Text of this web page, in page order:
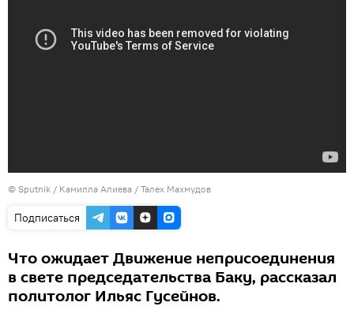
© Sputnik / Камилла Алиева / Талех Махмудов
Подписаться
Что ожидает Движение неприсоединения
в свете председательства Баку, рассказал
политолог Ильяс Гусейнов.